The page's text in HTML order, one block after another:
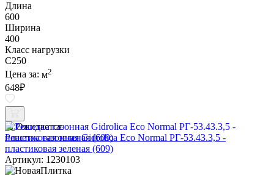
Длина
600
Ширина
400
Класс нагрузки
C250
Цена за: м2
648₽
Ожидается
Решетка газонная Gidrolica Eco Normal РГ-53.43.3,5 -
пластиковая зеленая (609)
Артикул: 1230103